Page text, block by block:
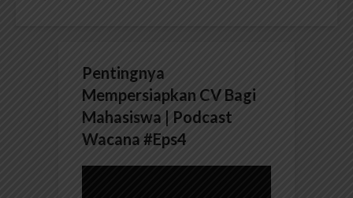
Pentingnya
Mempersiapkan CV Bagi
Mahasiswa | Podcast
Wacana #Eps4